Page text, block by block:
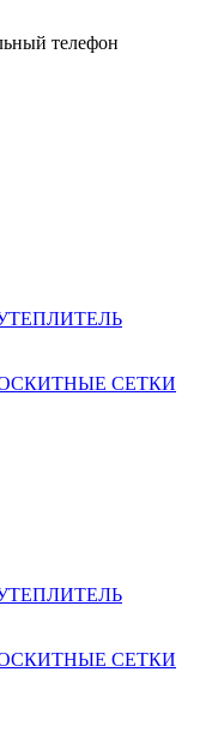
телефон
СЕТКИ
СЕТКИ